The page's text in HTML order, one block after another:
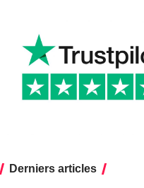
Derniers articles